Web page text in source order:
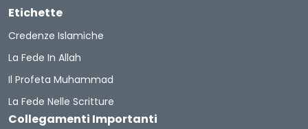
Etichette
Credenze Islamiche
La Fede In Allah
Il Profeta Muhammad
La Fede Nelle Scritture
Collegamenti Importanti